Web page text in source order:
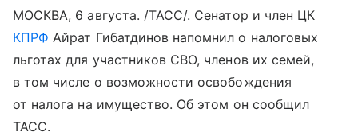
МОСКВА, 6 августа. /ТАСС/. Сенатор и член ЦК
КПРФ Айрат Гибатдинов напомнил о налоговых
льготах для участников СВО, членов их семей,
в том числе о возможности освобождения
от налога на имущество. Об этом он сообщил
ТАСС.